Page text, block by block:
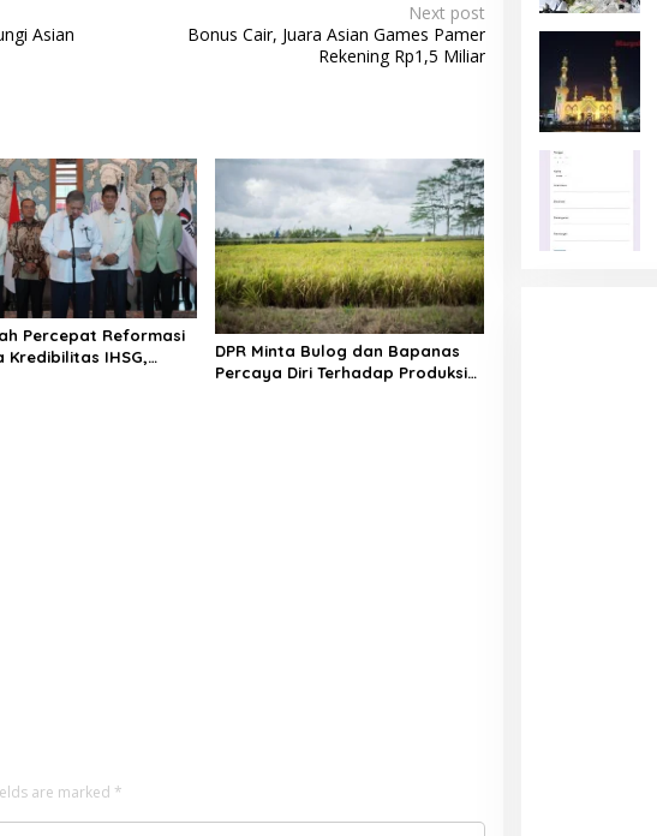
Asian
Next post
Bonus Cair, Juara Asian Games Pamer
Rekening Rp1,5 Miliar
Percepat Reformasi
Kredibilitas IHSG,
DPR Minta Bulog dan Bapanas
Percaya Diri Terhadap Produksi
are marked *